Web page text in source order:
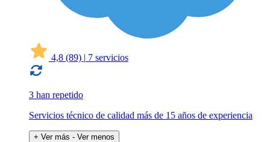
4,8 (89) | 7 servicios
3 han repetido
Servicios técnico de calidad más de 15 años de experiencia
+ Ver más - Ver menos